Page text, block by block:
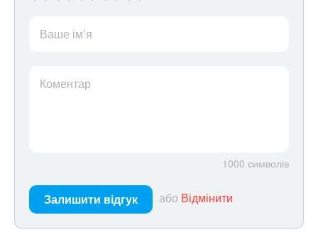
Ваше ім’я
Коментар
1000 символів
Залишити відгук або Відмінити